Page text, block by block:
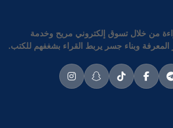
من خلال تسوق إلكتروني مريح وخدمة
وبناء جسر يربط القراء بشغفهم للكتب.